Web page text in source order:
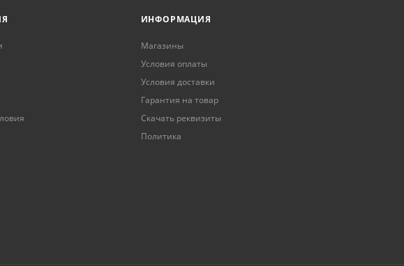
ИНФОРМАЦИЯ
Магазины
Условия оплаты
Условия доставки
Гарантия на товар
Скачать реквизиты
Политика